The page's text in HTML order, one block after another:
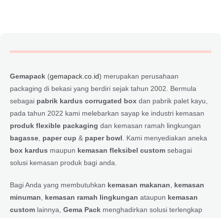
Gemapack (gemapack.co.id) merupakan perusahaan
packaging di bekasi yang berdiri sejak tahun 2002. Bermula
sebagai pabrik kardus corrugated box dan pabrik palet kayu,
pada tahun 2022 kami melebarkan sayap ke industri kemasan
produk flexible packaging dan kemasan ramah lingkungan
bagasse paper cup & paper bowl . Kami menyediakan aneka
box kardus maupun kemasan fleksibel custom sebagai
solusi kemasan produk bagi anda.
Bagi Anda yang membutuhkan kemasan makanan
kemasan
minuman
kemasan ramah lingkungan ataupun kemasan
custom lainnya, Gema Pack menghadirkan solusi terlengkap